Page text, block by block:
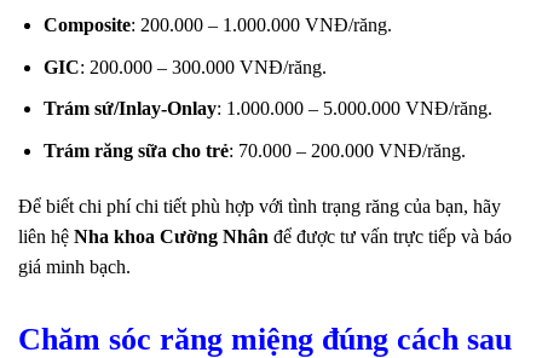
Composite: 200.000 – 1.000.000 VNĐ/răng.
GIC: 200.000 – 300.000 VNĐ/răng.
Trám sứ/Inlay-Onlay: 1.000.000 – 5.000.000 VNĐ/răng.
Trám răng sữa cho trẻ: 70.000 – 200.000 VNĐ/răng.
Để biết chi phí chi tiết phù hợp với tình trạng răng của bạn, hãy
liên hệ Nha khoa Cường Nhân để được tư vấn trực tiếp và báo
giá minh bạch.
Chăm sóc răng miệng đúng cách sau